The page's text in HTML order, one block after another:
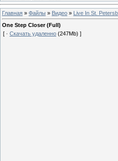
Главная » Файлы » Видео » Live In St.
One Step Closer (Full)
[ · Скачать удаленно (247Mb) ]